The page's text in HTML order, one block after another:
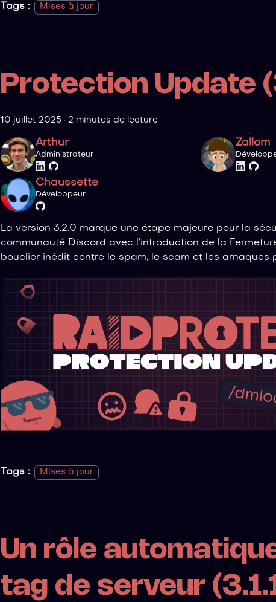
Tags : Mises à jour
Protection Update
10 juillet 2025 · 2 minutes de lecture
Arthur
Administrateur
Zallom
Chaussette
Développeur
La version 3.2.0 marque une étape majeure pour la
communauté Discord avec l’introduction de la
bouclier inédit contre le spam, le scam et les arnaques
Tags : Mises à jour
Un rôle
tag de serveur